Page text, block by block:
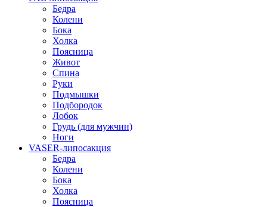
Бедра
Колени
Бока
Холка
Поясница
Живот
Спина
Руки
Подмышки
Подбородок
Лобок
Грудь (для мужчин)
Ноги
VASER-липосакция
Бедра
Колени
Бока
Холка
Поясница